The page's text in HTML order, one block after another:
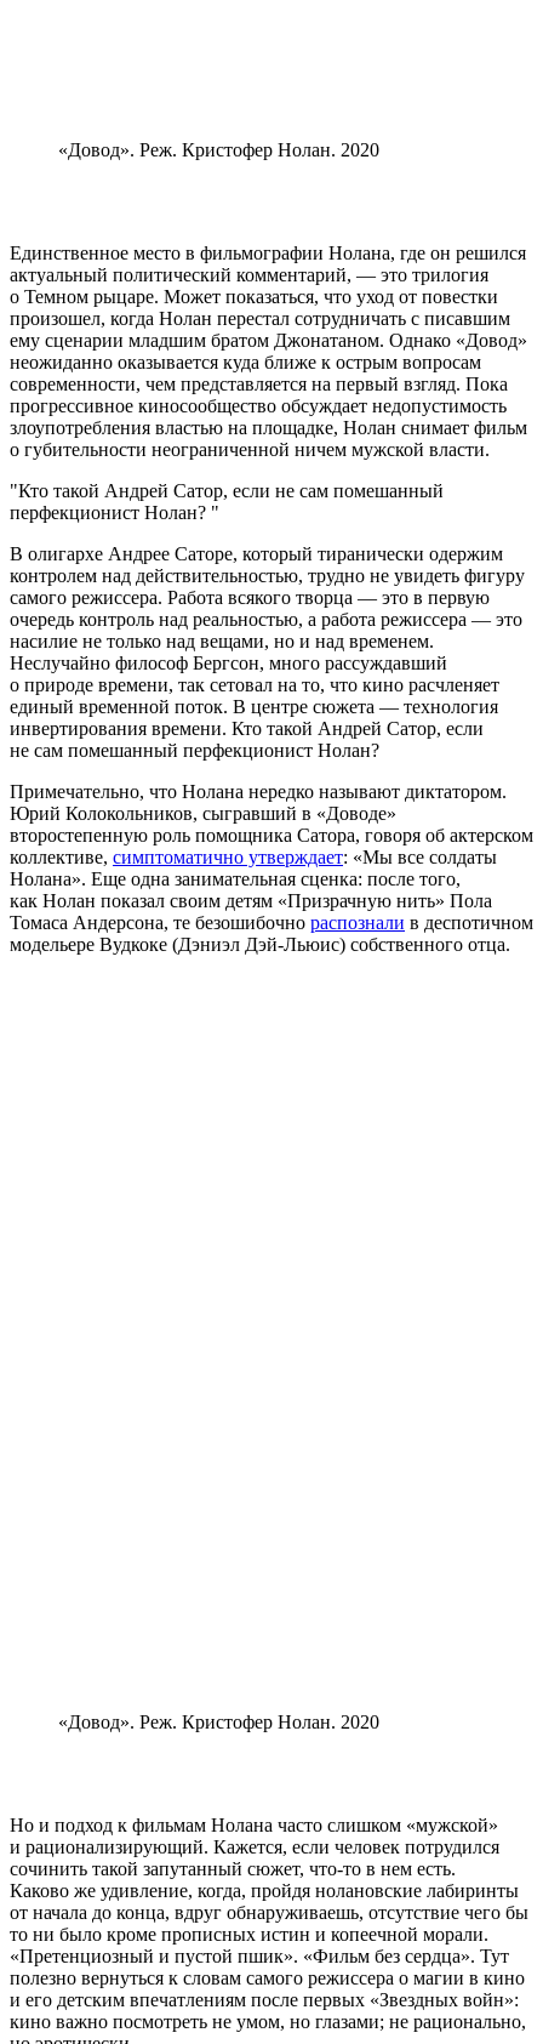
«Довод». Реж. Кристофер Нолан. 2020
Единственное место в фильмографии Нолана, где он решился
актуальный политический комментарий, — это трилогия
о Темном рыцаре. Может показаться, что уход от повестки
произошел, когда Нолан перестал сотрудничать с писавшим
ему сценарии младшим братом Джонатаном. Однако «Довод»
неожиданно оказывается куда ближе к острым вопросам
современности, чем представляется на первый взгляд. Пока
прогрессивное киносообщество обсуждает недопустимость
злоупотребления властью на площадке, Нолан снимает фильм
о губительности неограниченной ничем мужской власти.
Кто такой Андрей Сатор, если не сам помешанный
перфекционист Нолан?
В олигархе Андрее Саторе, который тиранически одержим
контролем над действительностью, трудно не увидеть фигуру
самого режиссера. Работа всякого творца — это в первую
очередь контроль над реальностью, а работа режиссера — это
насилие не только над вещами, но и над временем.
Неслучайно философ Бергсон, много рассуждавший
о природе времени, так сетовал на то, что кино расчленяет
единый временной поток. В центре сюжета — технология
инвертирования времени. Кто такой Андрей Сатор, если
не сам помешанный перфекционист Нолан?
Примечательно, что Нолана нередко называют диктатором.
Юрий Колокольников, сыгравший в «Доводе»
второстепенную роль помощника Сатора, говоря об актерском
коллективе, симптоматично утверждает: «Мы все солдаты
Нолана». Еще одна занимательная сценка: после того,
как Нолан показал своим детям «Призрачную нить» Пола
Томаса Андерсона, те безошибочно распознали в деспотичном
модельере Вудкоке (Дэниэл Дэй-Льюис) собственного отца.
«Довод». Реж. Кристофер Нолан. 2020
Но и подход к фильмам Нолана часто слишком «мужской»
и рационализирующий. Кажется, если человек потрудился
сочинить такой запутанный сюжет, что-то в нем есть.
Каково же удивление, когда, пройдя нолановские лабиринты
от начала до конца, вдруг обнаруживаешь, отсутствие чего бы
то ни было кроме прописных истин и копеечной морали.
«Претенциозный и пустой пшик». «Фильм без сердца». Тут
полезно вернуться к словам самого режиссера о магии в кино
и его детским впечатлениям после первых «Звездных войн»:
кино важно посмотреть не умом, но глазами; не рационально,